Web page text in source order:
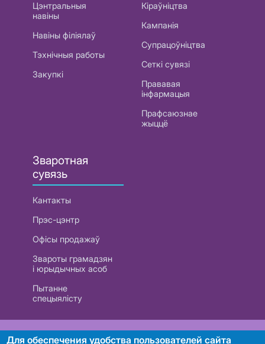
Цэнтральныя
навіны
Навіны філіялаў
Тэхнічныя работы
Закупкі
Кіраўніцтва
Кампанія
Супрацоўніцтва
Сеткі сувязі
Прававая
інфармацыя
Прафсаюзнае
жыццё
Зваротная
сувязь
Кантакты
Прэс-цэнтр
Офісы продажаў
Звароты грамадзян
і юрыдычных асоб
Пытанне
спецыялісту
РУП «Белтэлекам». УНП 101007741
Для обеспечения удобства пользователей сайта